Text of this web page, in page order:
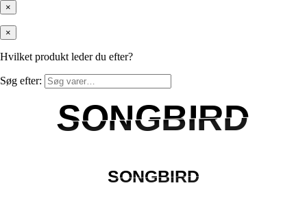
×
×
Hvilket produkt leder du efter?
Søg efter:
SONGBIRD
SONGBIRD
SONGBIRD
SONGBIRD